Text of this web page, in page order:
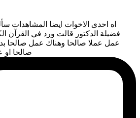
اه احدى الاخوات ايضا المشاهدات
فضيلة الدكتور قالت ورد في القرآن
عمل عملا صالحا وهناك عمل صالحا
صالحا او